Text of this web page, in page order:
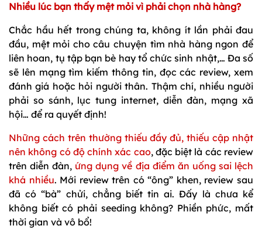
Nhiều lúc bạn thấy mệt mỏi vì phải chọn nhà hàng?
Chắc hầu hết trong chúng ta, không ít lần phải đau
đầu, mệt mỏi cho câu chuyện tìm nhà hàng ngon để
liên hoan, tụ tập bạn bè hay tổ chức sinh nhật,… Đa số
sẽ lên mạng tìm kiếm thông tin, đọc các review, xem
đánh giá hoặc hỏi người thân. Thậm chí, nhiều người
phải so sánh, lục tung internet, diễn đàn, mạng xã
hội… để ra quyết định!
Những cách trên thường thiếu đầy đủ, thiếu cập nhật
nên không có độ chính xác cao, đặc biệt là các review
trên diễn đàn, ứng dụng về địa điểm ăn uống sai lệch
khá nhiều. Mới review trên có “ông” khen, review sau
đã có “bà” chửi, chẳng biết tin ai. Đấy là chưa kể
không biết có phải seeding không? Phiền phức, mất
thời gian và vô bổ!